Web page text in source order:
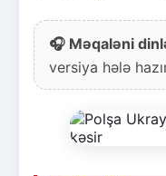
🎧 Məqaləni
versiya hələ